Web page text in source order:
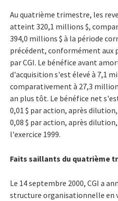
Au quatrième trimestre, les
atteint 320,1 millions $,
394,0 millions $ à la période
précédent, conformément aux
par CGI. Le bénéfice avant
d'acquisition s'est élevé à 7,1
comparativement à 27,3
an plus tôt. Le bénéfice net
0,01 $ par action, après
0,08 $ par action, après
l'exercice 1999.
Faits saillants du quatrième
Le 14 septembre 2000, CGI a
structure organisationnelle en